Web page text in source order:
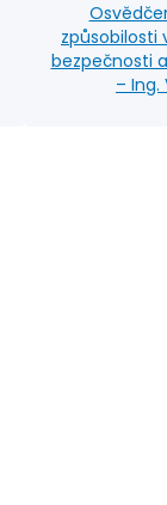
způsobilosti
bezpečnosti
– Ing.